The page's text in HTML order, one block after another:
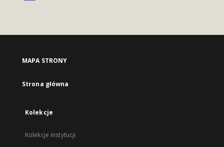
MAPA STRONY
Strona główna
Kolekcje
Kolekcje instytucji